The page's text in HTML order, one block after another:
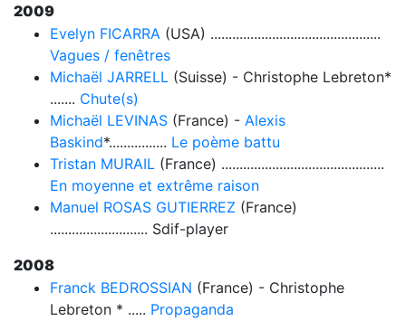
2009
Evelyn FICARRA (USA) ...............................................
Vagues / fenêtres
Michaël JARRELL (Suisse) - Christophe Lebreton*
....... Chute(s)
Michaël LEVINAS (France) - Alexis
Baskind*................ Le poème battu
Tristan MURAIL (France) .............................................
En moyenne et extrême raison
Manuel ROSAS GUTIERREZ (France)
........................... Sdif-player
2008
Franck BEDROSSIAN (France) - Christophe
Lebreton * ..... Propaganda